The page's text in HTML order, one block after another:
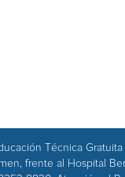
Técnica Gratuita
frente al Hospital